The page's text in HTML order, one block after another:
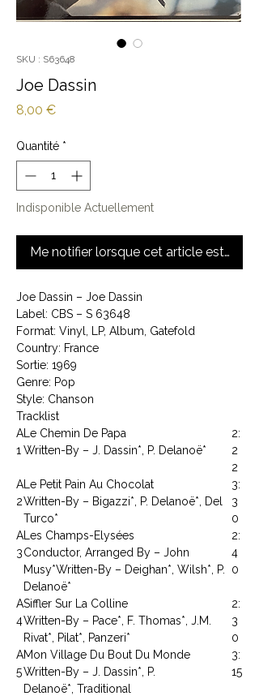
SKU : S63648
Joe Dassin
8,00 €Prix
Quantité *
Indisponible Actuellement
Me notifier lorsque cet article est
Joe Dassin ‎– Joe Dassin
Label: CBS ‎– S 63648
Format: Vinyl, LP, Album, Gatefold
Country: France
Sortie: 1969
Genre: Pop
Style: Chanson
Tracklist
A
1
Le Chemin De Papa
Written-By – J. Dassin*, P. Delanoë*
2:
2
2
A
2
Le Petit Pain Au Chocolat
Written-By – Bigazzi*, P. Delanoë*, Del
Turco*
3:
3
0
A
3
Les Champs-Elysées
Conductor, Arranged By – John
Musy*Written-By – Deighan*, Wilsh*, P.
Delanoë*
2:
4
0
A
4
Siffler Sur La Colline
Written-By – Pace*, F. Thomas*, J.M.
Rivat*, Pilat*, Panzeri*
2:
3
0
A
5
Mon Village Du Bout Du Monde
Written-By – J. Dassin*, P.
Delanoë*, Traditional
3:
15